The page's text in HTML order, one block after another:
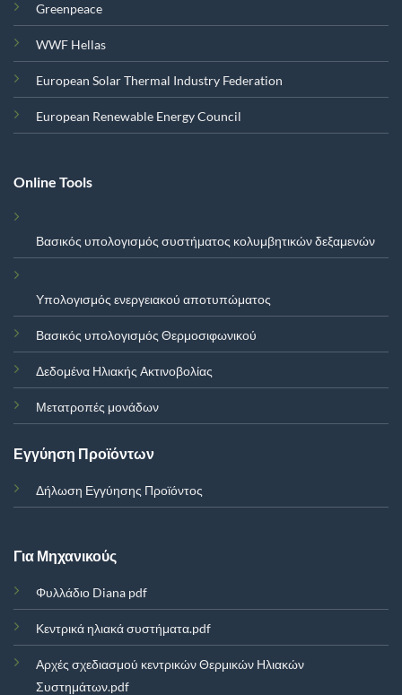
Greenpeace
WWF Hellas
European Solar Thermal Industry Federation
European Renewable Energy Council
Online Tools
Βασικός υπολογισμός συστήματος κολυμβητικών δεξαμενών
Υπολογισμός ενεργειακού αποτυπώματος
Βασικός υπολογισμός Θερμοσιφωνικού
Δεδομένα Ηλιακής Ακτινοβολίας
Μετατροπές μονάδων
Εγγύηση Προϊόντων
Δήλωση Εγγύησης Προϊόντος
Για Μηχανικούς
Φυλλάδιο Diana pdf
Κεντρικά ηλιακά συστήματα.pdf
Αρχές σχεδιασμού κεντρικών Θερμικών Ηλιακών
Συστημάτων.pdf